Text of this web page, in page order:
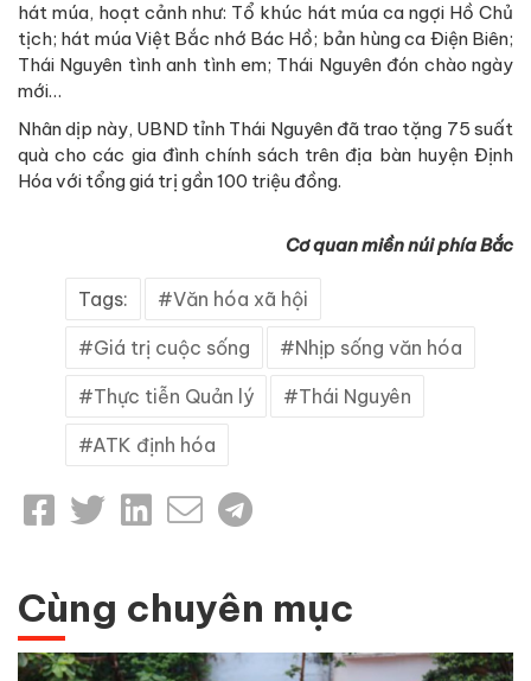
hát múa, hoạt cảnh như: Tổ khúc hát múa ca ngợi Hồ Chủ
tịch; hát múa Việt Bắc nhớ Bác Hồ; bản hùng ca Điện Biên;
Thái Nguyên tình anh tình em; Thái Nguyên đón chào ngày
mới…
Nhân dịp này, UBND tỉnh Thái Nguyên đã trao tặng 75 suất
quà cho các gia đình chính sách trên địa bàn huyện Định
Hóa với tổng giá trị gần 100 triệu đồng.
Cơ quan miền núi phía Bắc
Tags: Văn hóa xã hội
Giá trị cuộc sống Nhịp sống văn hóa
Thực tiễn Quản lý Thái Nguyên
ATK định hóa
Cùng chuyên mục